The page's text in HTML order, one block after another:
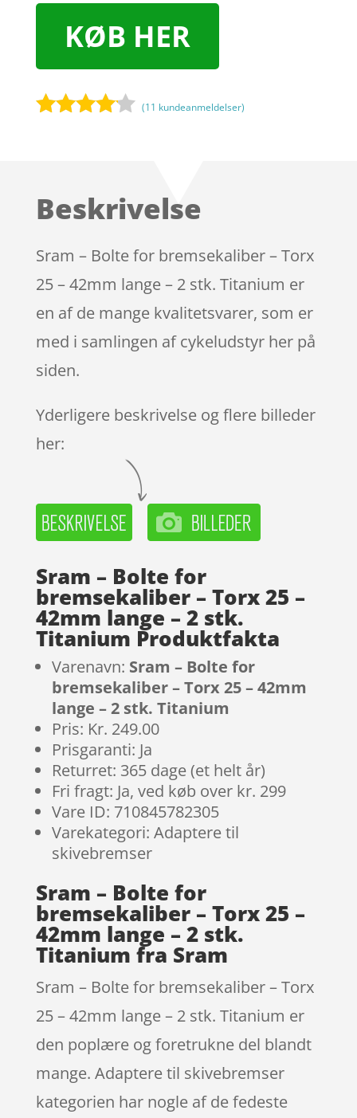
KØB HER
på
ømmels
er
(11 kundeanmeldelser)
Beskrivelse
Sram – Bolte for bremsekaliber – Torx
25 – 42mm lange – 2 stk. Titanium er
en af de mange kvalitetsvarer, som er
med i samlingen af cykeludstyr her på
siden.
Yderligere beskrivelse og flere billeder
her:
Sram – Bolte for
bremsekaliber – Torx 25 –
42mm lange – 2 stk.
Titanium Produktfakta
Varenavn: Sram – Bolte for
bremsekaliber – Torx 25 – 42mm
lange – 2 stk. Titanium
Pris: Kr. 249.00
Prisgaranti: Ja
Returret: 365 dage (et helt år)
Fri fragt: Ja, ved køb over kr. 299
Vare ID: 710845782305
Varekategori: Adaptere til
skivebremser
Sram – Bolte for
bremsekaliber – Torx 25 –
42mm lange – 2 stk.
Titanium fra Sram
Sram – Bolte for bremsekaliber – Torx
25 – 42mm lange – 2 stk. Titanium er
den poplære og foretrukne del blandt
mange. Adaptere til skivebremser
kategorien har nogle af de fedeste